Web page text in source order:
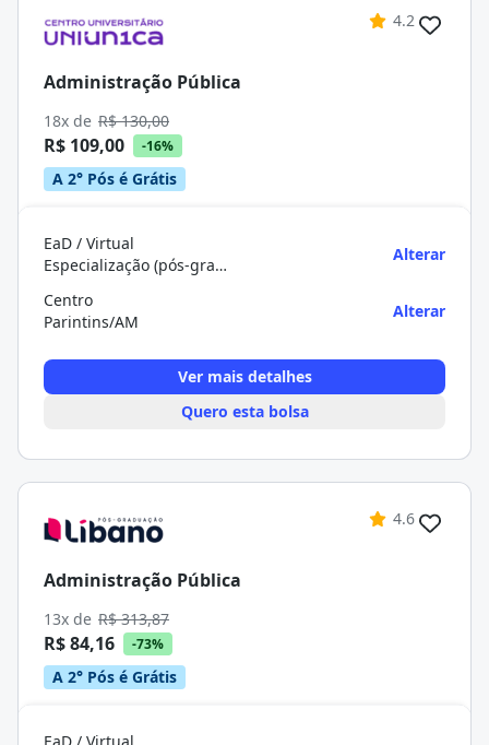
4.2
Administração Pública
18x de R$ 130,00
R$ 109,00 -16%
A 2° Pós é Grátis
EaD / Virtual
Especialização (pós-graduação)
Alterar
Centro
Parintins/AM
Alterar
Ver mais detalhes
Quero esta bolsa
4.6
Administração Pública
13x de R$ 313,87
R$ 84,16 -73%
A 2° Pós é Grátis